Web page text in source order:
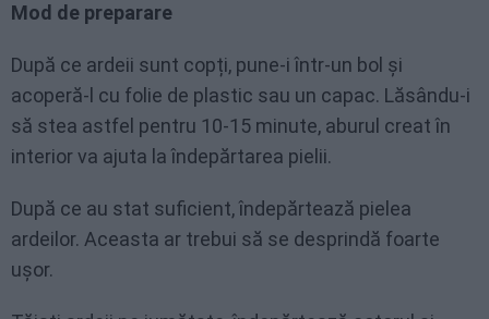
Mod de preparare
După ce ardeii sunt copți, pune-i într-un bol și
acoperă-l cu folie de plastic sau un capac. Lăsându-i
să stea astfel pentru 10-15 minute, aburul creat în
interior va ajuta la îndepărtarea pielii.
După ce au stat suficient, îndepărtează pielea
ardeilor. Aceasta ar trebui să se desprindă foarte
ușor.